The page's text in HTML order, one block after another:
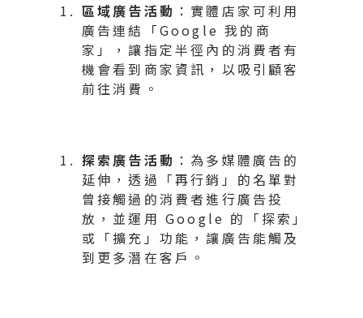
區域廣告活動 ：實體店家可利用
廣告連結「Google 我的商
家」，讓指定半徑內的消費者有
機會看到商家資訊，以吸引顧客
前往消費。
探索廣告活動 ：為多媒體廣告的
延伸，透過「再行銷」的名單對
曾接觸過的消費者進行廣告投
放，並運用 Google 的「探索」
或「擴充」功能，讓廣告能觸及
到更多潛在客戶。